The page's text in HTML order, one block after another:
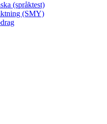
(språktest)
(SMY)